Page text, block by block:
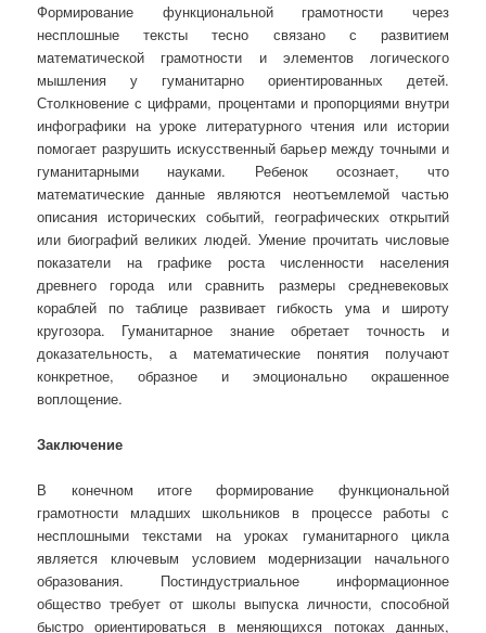
Формирование функциональной грамотности через
несплошные тексты тесно связано с развитием
математической грамотности и элементов логического
мышления у гуманитарно ориентированных детей.
Столкновение с цифрами, процентами и пропорциями внутри
инфографики на уроке литературного чтения или истории
помогает разрушить искусственный барьер между точными и
гуманитарными науками. Ребенок осознает, что
математические данные являются неотъемлемой частью
описания исторических событий, географических открытий
или биографий великих людей. Умение прочитать числовые
показатели на графике роста численности населения
древнего города или сравнить размеры средневековых
кораблей по таблице развивает гибкость ума и широту
кругозора. Гуманитарное знание обретает точность и
доказательность, а математические понятия получают
конкретное, образное и эмоционально окрашенное
воплощение.
Заключение
В конечном итоге формирование функциональной
грамотности младших школьников в процессе работы с
несплошными текстами на уроках гуманитарного цикла
является ключевым условием модернизации начального
образования. Постиндустриальное информационное
общество требует от школы выпуска личности, способной
быстро ориентироваться в меняющихся потоках данных,